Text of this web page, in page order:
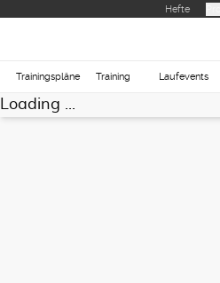
Hefte
Trainingspläne Training Laufevents
Loading ...